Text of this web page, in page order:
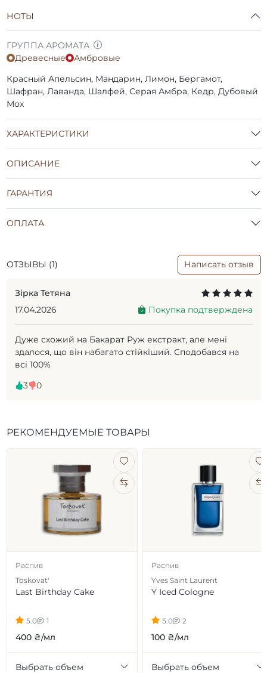
НОТЫ
ГРУППА АРОМАТА
Древесные
Амбровые
Красный Апельсин, Мандарин, Лимон, Бергамот,
Шафран, Лаванда, Шалфей, Серая Амбра, Кедр, Дубовый
Мох
ХАРАКТЕРИСТИКИ
ОПИСАНИЕ
ГАРАНТИЯ
ОПЛАТА
Зірка Тетяна
17.04.2026
Покупка подтверждена
Дуже схожий на Бакарат Руж екстракт, але мені
здалося, що він набагато стійкіший. Сподобався на
всі 100%
3
0
ОТЗЫВЫ (1) Написать отзыв
РЕКОМЕНДУЕМЫЕ ТОВАРЫ
Распив
Toskovat'
Last Birthday Cake
5.0 1
400 ₴/мл
Выбрать объем
Распив
Yves Saint Laurent
Y Iced Cologne
5.0 2
100 ₴/мл
Выбрать объем